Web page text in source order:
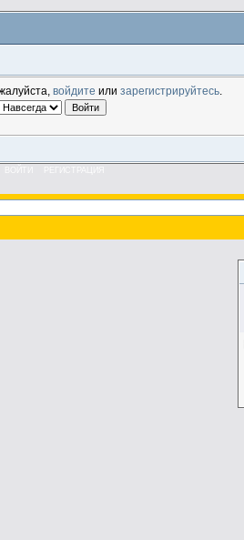
войдите или зарегистрируйтесь
РЕГИСТРАЦИЯ